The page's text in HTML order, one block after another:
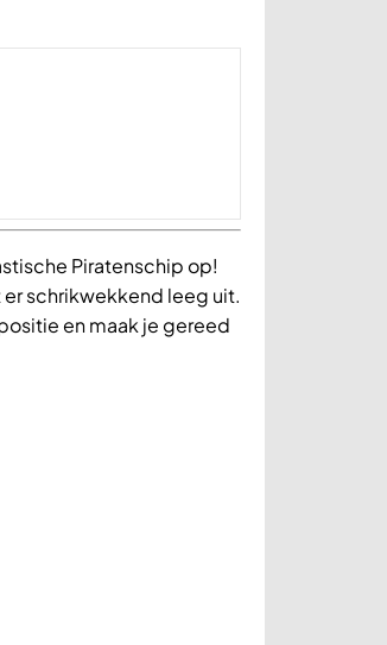
Piratenschip op!
schrikwekkend leeg uit.
en maak je gereed